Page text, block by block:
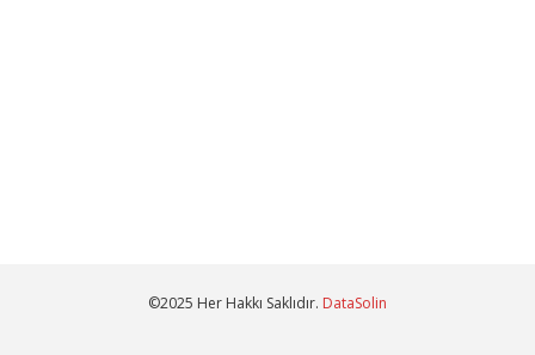
©2025 Her Hakkı Saklıdır. DataSolin